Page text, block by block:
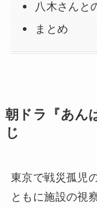
八木さんと
まとめ
朝ドラ『あん
じ
東京で戦災孤児
ともに施設の視